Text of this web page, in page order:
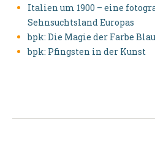
Italien um 1900 – eine
Sehnsuchtsland Europas
bpk: Die Magie der Farbe Blau
bpk: Pfingsten in der Kunst